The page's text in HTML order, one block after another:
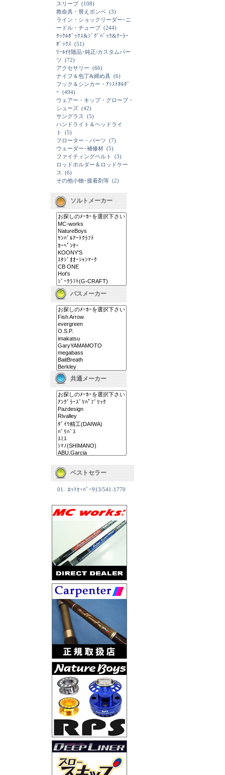
スリーブ (108)
救命具・替えボンベ (3)
ライン・ショックリーダー･ニ
ードル・チューブ (244)
ﾀｯｸﾙﾎﾞｯｸｽ&ｼﾞｸﾞﾊﾞｯｸ&ｸｰﾗｰ
ﾎﾞｯｸｽ (51)
ﾘｰﾙ付随品･純正/カスタムパー
ツ (72)
アクセサリー (66)
ナイフ＆包丁&締め具 (6)
フック＆シンカー・ｱｼｽﾄﾎﾙﾀﾞ
ｰ (494)
ウェアー・キップ・グローブ・
シューズ (42)
サングラス
(5)
ハンドライト＆ヘッドライ
ト
(5)
フローター・パーツ (7)
ウェーダー･補修材 (5)
ファイティングベルト
(3)
ロッドホルダー＆ロッドケー
ス
(6)
その他小物･接着剤等 (2)
ソルトメーカー
バスメーカー
共通メーカー
ベストセラー
01. ﾛｯﾄｾｰﾊﾞｰ913/541-1770